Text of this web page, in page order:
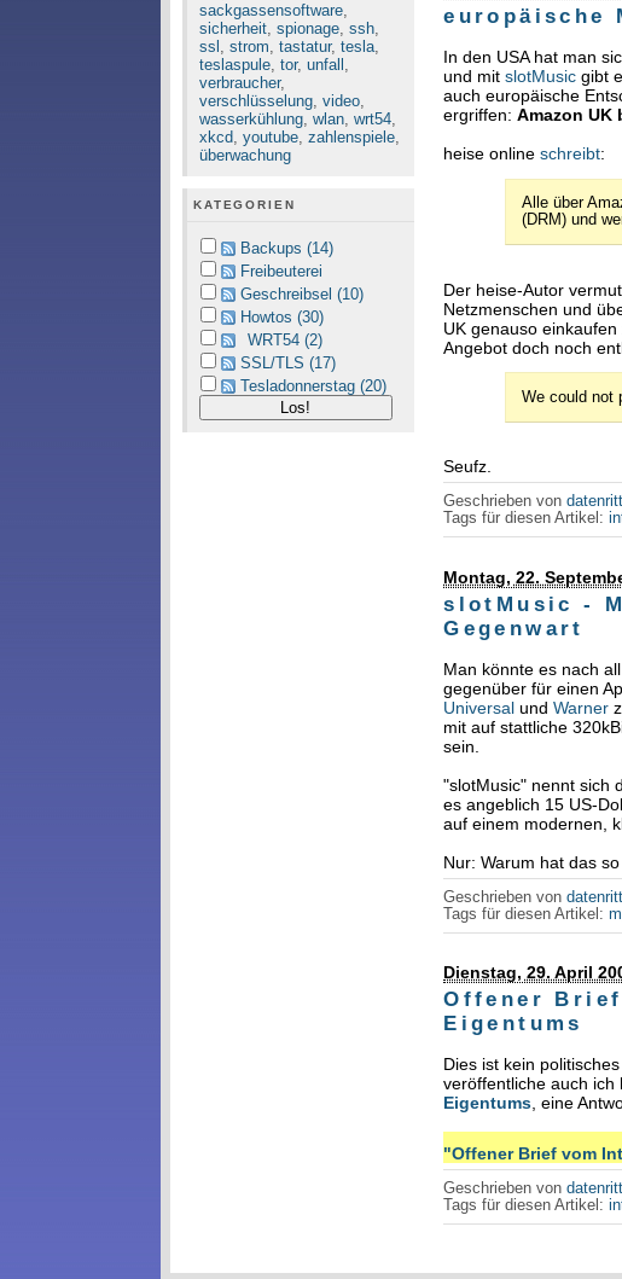
sackgassensoftware,
sicherheit, spionage, ssh,
ssl , strom, tastatur, tesla,
teslaspule, tor, unfall ,
verbraucher,
verschlüsselung, video,
wasserkühlung, wlan, wrt54,
xkcd, youtube, zahlenspiele,
überwachung
KATEGORIEN
Backups (14)
Freibeuterei
Geschreibsel (10)
Howtos (30)
WRT54 (2)
SSL/TLS (17)
Tesladonnerstag (20)
europäische
In den USA hat man
und mitslotMusic gibt
auch europäische
ergriffen:Amazon UK
heise onlineschreibt:
Alle über
(DRM) und
Der heise-Autor
Netzmenschen und
UK genauso
Angebot doch noch
We could not
Seufz.
Geschrieben von
Tags für diesen Artikel:
Montag, 22.
slotMusic -
Gegenwart
Man könnte es nach
gegenüber für einen
Universal undWarner
mit auf stattliche
sein.
"slotMusic" nennt sich
es angeblich 15 US-
auf einem modernen,
Nur: Warum hat das
Geschrieben von
Tags für diesen Artikel:
Dienstag, 29. April
Offener
Eigentums
Dies ist kein
veröffentliche auch
Eigentums , eine
"Offener Brief vom
Geschrieben von
Tags für diesen Artikel: